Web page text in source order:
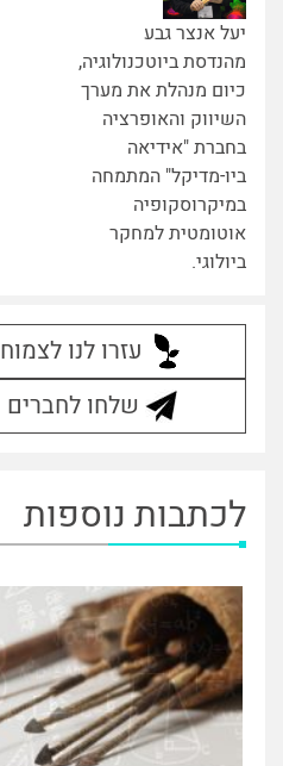
יעל אנצר גבע
מהנדסת ביוטכנולוגיה,
כיום מנהלת את מערך
השיווק והאופרציה
בחברת "אידיאה
ביו-מדיקל" המתמחה
במיקרוסקופיה
אוטומטית למחקר
ביולוגי.
עזרו לנו לצמוח
שלחו לחברים
לכתבות נוספות